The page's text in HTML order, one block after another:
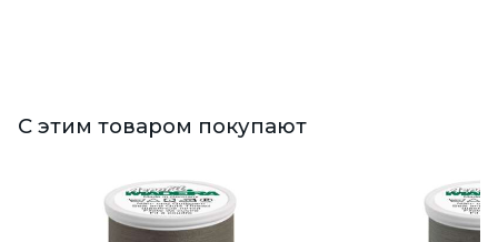
С этим товаром покупают